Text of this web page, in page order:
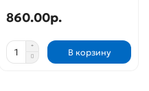
860.00р.
В корзину